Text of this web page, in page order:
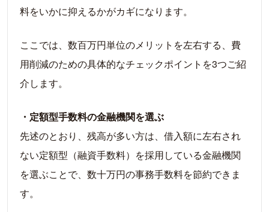
料をいかに抑えるかがカギになります。
ここでは、数百万円単位のメリットを左右する、費
用削減のための具体的なチェックポイントを3つご紹
介します。
・定額型手数料の金融機関を選ぶ
先述のとおり、残高が多い方は、借入額に左右され
ない定額型（融資手数料）を採用している金融機関
を選ぶことで、数十万円の事務手数料を節約できま
す。